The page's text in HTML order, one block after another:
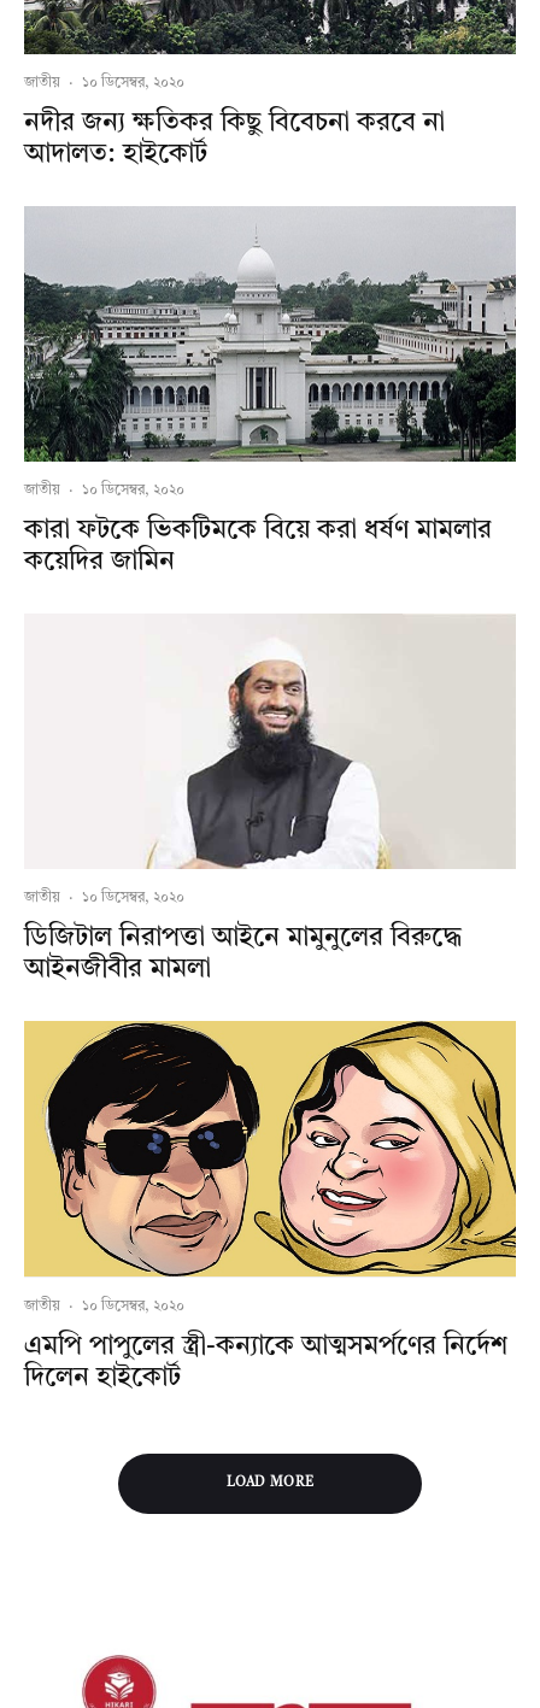
জাতীয় · ১০ ডিসেম্বর, ২০২০
নদীর জন্য ক্ষতিকর কিছু বিবেচনা করবে না
আদালত: হাইকোর্ট
জাতীয় · ১০ ডিসেম্বর, ২০২০
কারা ফটকে ভিকটিমকে বিয়ে করা ধর্ষণ মামলার
কয়েদির জামিন
জাতীয় · ১০ ডিসেম্বর, ২০২০
ডিজিটাল নিরাপত্তা আইনে মামুনুলের বিরুদ্ধে
আইনজীবীর মামলা
জাতীয় · ১০ ডিসেম্বর, ২০২০
এমপি পাপুলের স্ত্রী-কন্যাকে আত্মসমর্পণের নির্দেশ
দিলেন হাইকোর্ট
LOAD MORE